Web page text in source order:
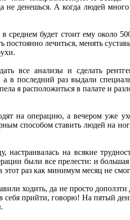
не денешься. А когда людей
среднем будет стоит ему
постоянно лечиться, менять
все анализы и сделать
в последний раз выдали
я расположиться в палате и
на операцию, а вечером уже
способом ставить людей на
на всякие
были все прелести: и
раз как минимум месяц не
ходить, да не просто
себя прийти, говорю! На пятый